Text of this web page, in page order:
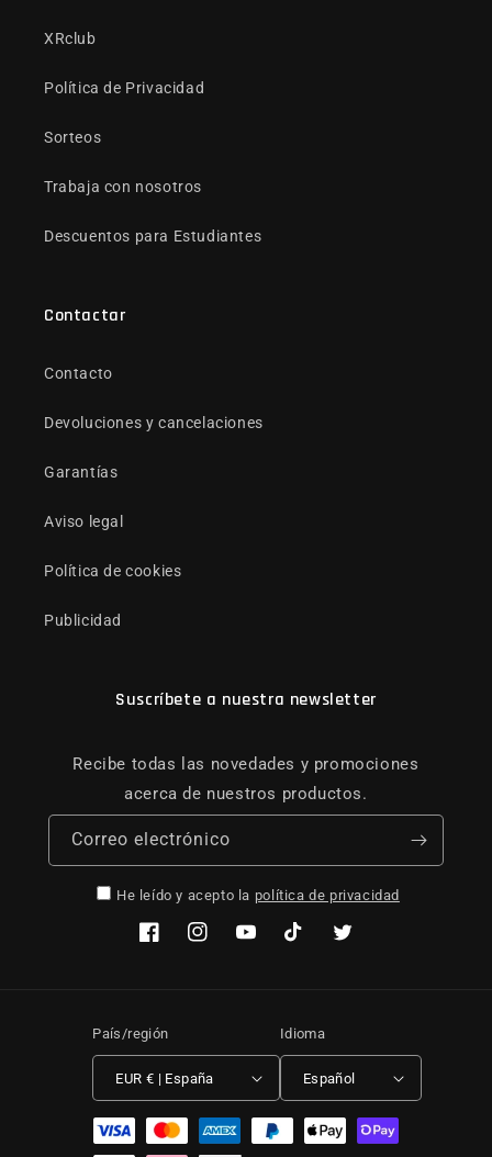
XRclub
Política de Privacidad
Sorteos
Trabaja con nosotros
Descuentos para Estudiantes
Contactar
Contacto
Devoluciones y cancelaciones
Garantías
Aviso legal
Política de cookies
Publicidad
Suscríbete a nuestra newsletter
Recibe todas las novedades y promociones
acerca de nuestros productos.
Correo electrónico
He leído y acepto la política de privacidad
FacebookInstagramYouTubeTikTok Twitter
País/región
EUR € | España
Idioma
Español
Formas de pago